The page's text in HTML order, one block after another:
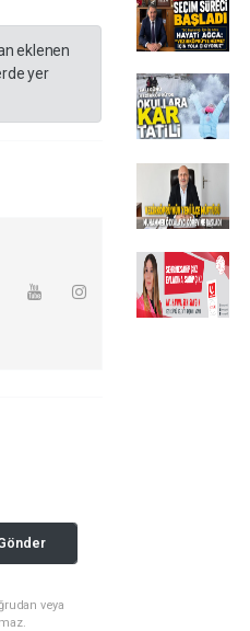
eklenen
yer
veya